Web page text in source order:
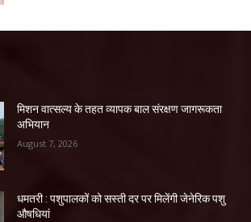
मिशन वात्सल्य के तहत व्यापक बाल संरक्षण जागरूकता
अभियान
August 7, 2026
धमतरी : पशुपालकों को सस्ती दर पर मिलेंगी जेनेरिक पशु
औषधियां